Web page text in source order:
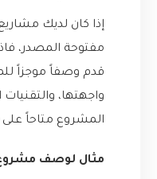
إذا كان لديك
مفتوحة المصدر،
قدم وصفاً موجزاً
واجهتها،
المشروع متاحاً على GitHub، فأضف رابطاً إليه.
مثال لوصف